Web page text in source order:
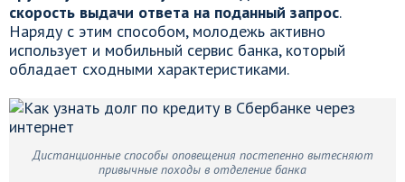
скорость выдачи ответа на поданный запрос.
Наряду с этим способом, молодежь активно
использует и мобильный сервис банка, который
обладает сходными характеристиками.
Дистанционные способы оповещения постепенно вытесняют
привычные походы в отделение банка